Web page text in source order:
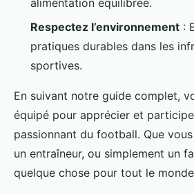
alimentation équilibrée.
Respectez l’environnement :
pratiques durables dans les
sportives.
En suivant notre guide complet,
équipé pour apprécier et
passionnant du football. Que
un entraîneur, ou simplement un
quelque chose pour tout le